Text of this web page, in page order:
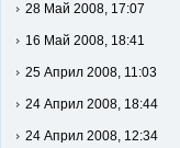
28 Май 2008, 17:07
16 Май 2008, 18:41
25 Април 2008, 11:03
24 Април 2008, 18:44
24 Април 2008, 12:34